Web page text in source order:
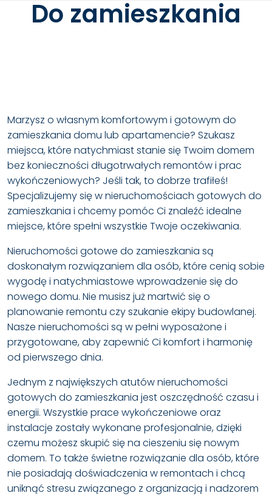
Do zamieszkania
Marzysz o własnym komfortowym i gotowym do
zamieszkania domu lub apartamencie? Szukasz
miejsca, które natychmiast stanie się Twoim domem
bez konieczności długotrwałych remontów i prac
wykończeniowych? Jeśli tak, to dobrze trafiłeś!
Specjalizujemy się w nieruchomościach gotowych do
zamieszkania i chcemy pomóc Ci znaleźć idealne
miejsce, które spełni wszystkie Twoje oczekiwania.
Nieruchomości gotowe do zamieszkania są
doskonałym rozwiązaniem dla osób, które cenią sobie
wygodę i natychmiastowe wprowadzenie się do
nowego domu. Nie musisz już martwić się o
planowanie remontu czy szukanie ekipy budowlanej.
Nasze nieruchomości są w pełni wyposażone i
przygotowane, aby zapewnić Ci komfort i harmonię
od pierwszego dnia.
Jednym z największych atutów nieruchomości
gotowych do zamieszkania jest oszczędność czasu i
energii. Wszystkie prace wykończeniowe oraz
instalacje zostały wykonane profesjonalnie, dzięki
czemu możesz skupić się na cieszeniu się nowym
domem. To także świetne rozwiązanie dla osób, które
nie posiadają doświadczenia w remontach i chcą
uniknąć stresu związanego z organizacją i nadzorem